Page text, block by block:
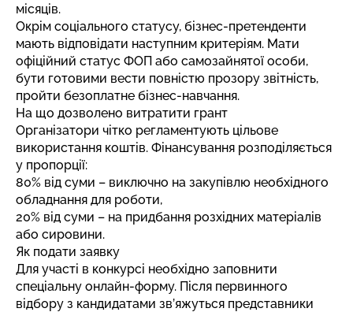
місяців.
Окрім соціального статусу, бізнес-претенденти
мають відповідати наступним критеріям. Мати
офіційний статус ФОП або самозайнятої особи,
бути готовими вести повністю прозору звітність,
пройти безоплатне бізнес-навчання.
На що дозволено витратити грант
Організатори чітко регламентують цільове
використання коштів. Фінансування розподіляється
у пропорції:
80% від суми – виключно на закупівлю необхідного
обладнання для роботи,
20% від суми – на придбання розхідних матеріалів
або сировини.
Як подати заявку
Для участі в конкурсі необхідно заповнити
спеціальну онлайн-форму. Після первинного
відбору з кандидатами зв’яжуться представники